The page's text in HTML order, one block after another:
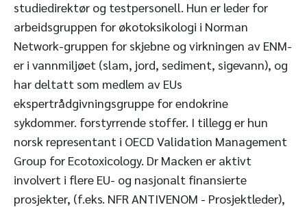
studiedirektør og testpersonell. Hun er leder for
arbeidsgruppen for økotoksikologi i Norman
Network-gruppen for skjebne og virkningen av ENM-
er i vannmiljøet (slam, jord, sediment, sigevann), og
har deltatt som medlem av EUs
ekspertrådgivningsgruppe for endokrine
sykdommer. forstyrrende stoffer. I tillegg er hun
norsk representant i OECD Validation Management
Group for Ecotoxicology. Dr Macken er aktivt
involvert i flere EU- og nasjonalt finansierte
prosjekter, (f.eks. NFR ANTIVENOM - Prosjektleder),